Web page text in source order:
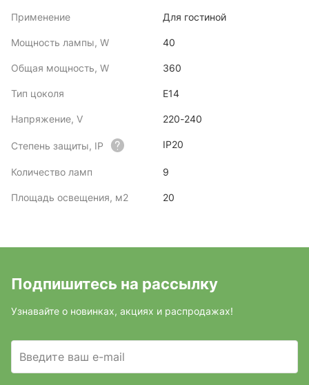
Применение Для гостиной
Мощность лампы, W 40
Общая мощность, W 360
Тип цоколя E14
Напряжение, V 220-240
Степень защиты, IP IP20
Количество ламп 9
Площадь освещения, м2 20
Подпишитесь на рассылку
Узнавайте о новинках, акциях и распродажах!
Введите ваш e-mail